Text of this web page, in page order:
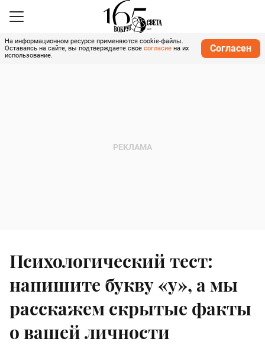
На информационном ресурсе применяются cookie-файлы.
Оставаясь на сайте, вы подтверждаете свое согласие на их
использование.
Согласен
Психологический тест:
напишите букву «у», а мы
расскажем скрытые факты
о вашей личности